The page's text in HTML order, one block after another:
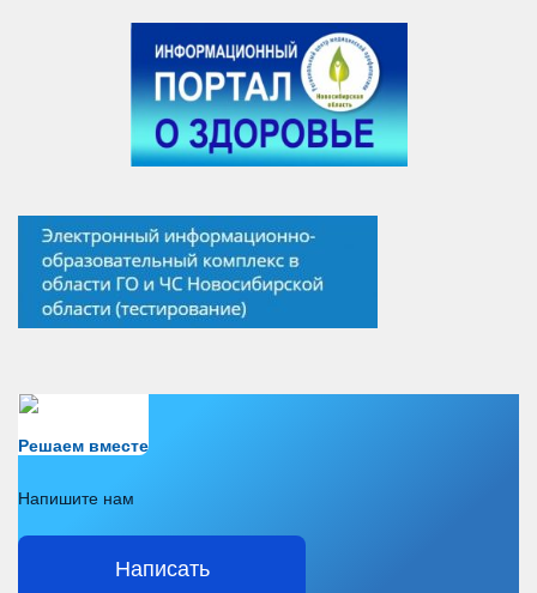
Решаем вместе
Напишите нам
Написать